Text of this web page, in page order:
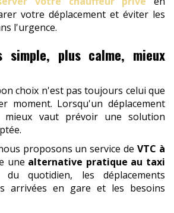
votre déplacement et éviter les
l'urgence.
plus calme, mieux
choix n'est pas toujours celui que
moment. Lorsqu'un déplacement
mieux vaut prévoir une solution
proposons un service deVTC à
une alternative pratique au taxi
quotidien, les déplacements
arrivées en gare et les besoins